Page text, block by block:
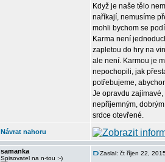
Když je naše tělo
naříkají, nemusíme
mohli bychom se
Karma není
zapletou do hry na
ale není. Karmou je
nepochopili, jak
potřebujeme,
Je opravdu
nepříjemným,
srdce otevřené.
Návrat nahoru
samanka
Spisovatel na n-tou :-)
Zaslal: čt říjen 22,